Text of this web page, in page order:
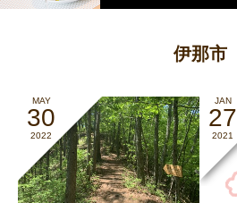
エルハウス
伊那市
MAY
30
2022
JAN
27
2021